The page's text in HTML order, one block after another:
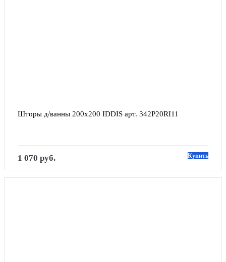
Шторы д/ванны 200х200 IDDIS арт. 342Р20RI11
1 070 руб. Купить